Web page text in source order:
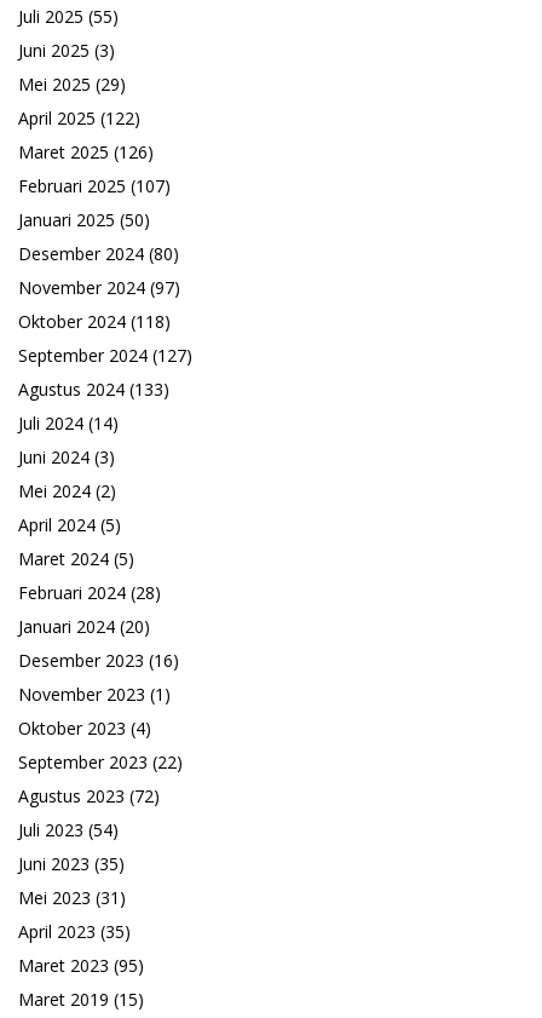
Juli 2025 (55)
Juni 2025 (3)
Mei 2025 (29)
April 2025 (122)
Maret 2025 (126)
Februari 2025 (107)
Januari 2025 (50)
Desember 2024 (80)
November 2024 (97)
Oktober 2024 (118)
September 2024 (127)
Agustus 2024 (133)
Juli 2024 (14)
Juni 2024 (3)
Mei 2024 (2)
April 2024 (5)
Maret 2024 (5)
Februari 2024 (28)
Januari 2024 (20)
Desember 2023 (16)
November 2023 (1)
Oktober 2023 (4)
September 2023 (22)
Agustus 2023 (72)
Juli 2023 (54)
Juni 2023 (35)
Mei 2023 (31)
April 2023 (35)
Maret 2023 (95)
Maret 2019 (15)